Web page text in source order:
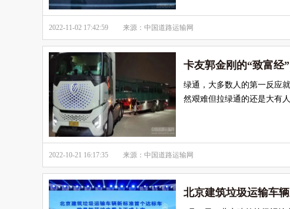
2022-11-02 17:42:59 来源：中国道路运输网
卡友郭金刚的“致富经
绿通，大多数人的第一反应
然艰难但拉绿通的还是大有
2022-10-21 16:17:35 来源：中国道路运输网
北京建筑垃圾运输车